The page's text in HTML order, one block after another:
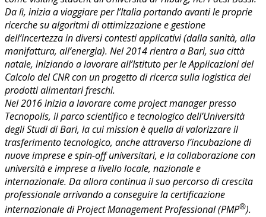
Da lì, inizia a viaggiare per l’Italia portando avanti le proprie
ricerche su algoritmi di ottimizzazione e gestione
dell’incertezza in diversi contesti applicativi (dalla sanità, alla
manifattura, all’energia). Nel 2014 rientra a Bari, sua città
natale, iniziando a lavorare all’Istituto per le Applicazioni del
Calcolo del CNR con un progetto di ricerca sulla logistica dei
prodotti alimentari freschi.
Nel 2016 inizia a lavorare come project manager presso
Tecnopolis, il parco scientifico e tecnologico dell’Università
degli Studi di Bari, la cui mission è quella di valorizzare il
trasferimento tecnologico, anche attraverso l’incubazione di
nuove imprese e spin-off universitari, e la collaborazione con
università e imprese a livello locale, nazionale e
internazionale. Da allora continua il suo percorso di crescita
professionale arrivando a conseguire la certificazione
internazionale di Project Management Professional (PMP®).